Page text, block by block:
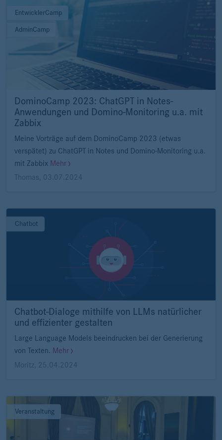
EntwicklerCamp
AdminCamp
DominoCamp 2023: ChatGPT in Notes-
Anwendungen und Domino-Monitoring u.a. mit
Zabbix
Meine Vorträge auf dem DominoCamp 2023 (etwas
verspätet) zu ChatGPT in Notes und Domino-Monitoring u.a.
mit Zabbix Mehr
Thomas
03.07.2024
Chatbot
Chatbot-Dialoge mithilfe von LLMs natürlicher
und effizienter gestalten
Large Language Models beeindrucken bei der Generierung
von Texten. Mehr
Moritz
25.04.2024
Veranstaltung